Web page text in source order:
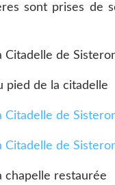
sont prises de
pied de la citadelle
chapelle restaurée